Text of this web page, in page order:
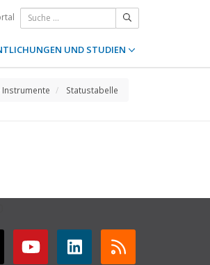
UND STUDIEN
Statustabelle